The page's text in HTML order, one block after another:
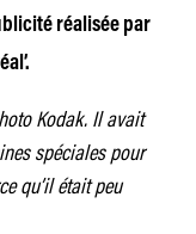
réalisée par
Kodak. Il avait
spéciales pour
qu’il était peu